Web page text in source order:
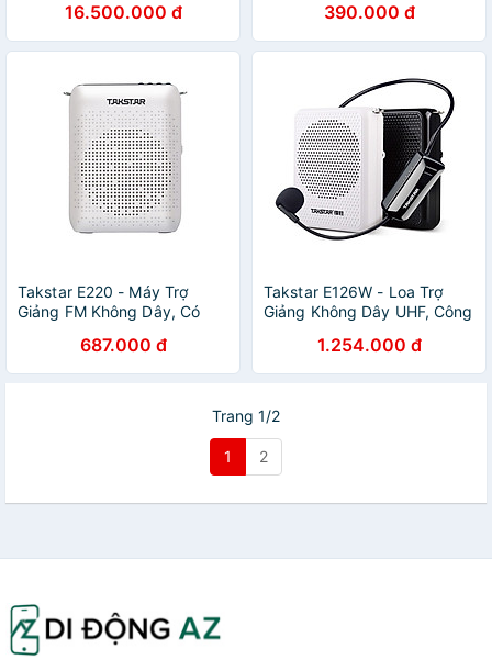
Amplifier - Loa Amply cho
Guitar Acoustic - Hàng chính
hãng
16.500.000 đ
tính bảng hàng nhập khẩu
390.000 đ
Takstar E220 - Máy Trợ
Giảng FM Không Dây, Có
8w, Thời Lượng Pin 10h -
Hàng Chính Hãng
687.000 đ
Takstar E126W - Loa Trợ
Giảng Không Dây UHF, Công
Bán Hàng, Tour Du Lịch -
Hàng Chính Hãng
1.254.000 đ
Trang 1/2
1 2